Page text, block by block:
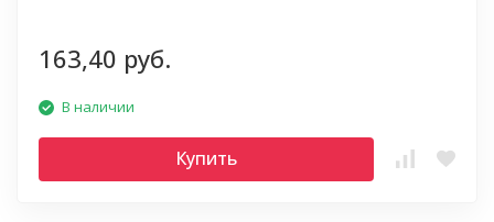
163,40 руб.
В наличии
Купить